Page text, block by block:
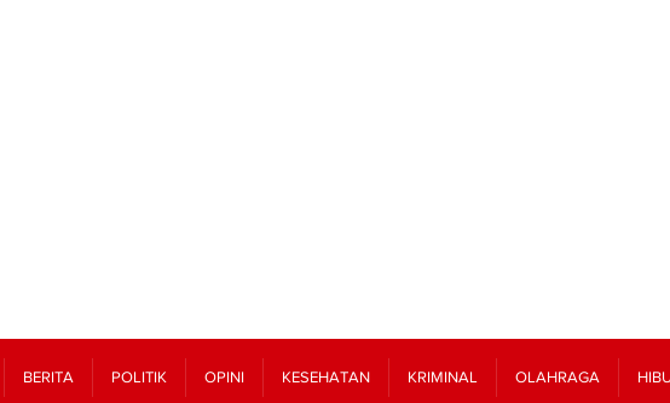
BERITA POLITIK OPINI KESEHATAN KRIMINAL OLAHRAGA